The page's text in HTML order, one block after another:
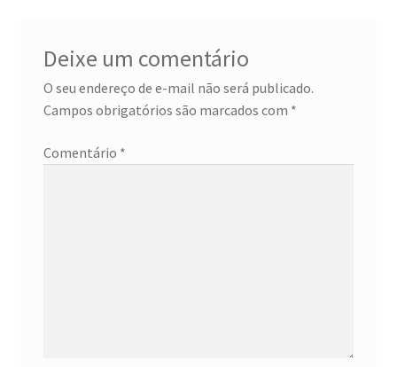
Deixe um comentário
O seu endereço de e-mail não será publicado.
Campos obrigatórios são marcados com *
Comentário *